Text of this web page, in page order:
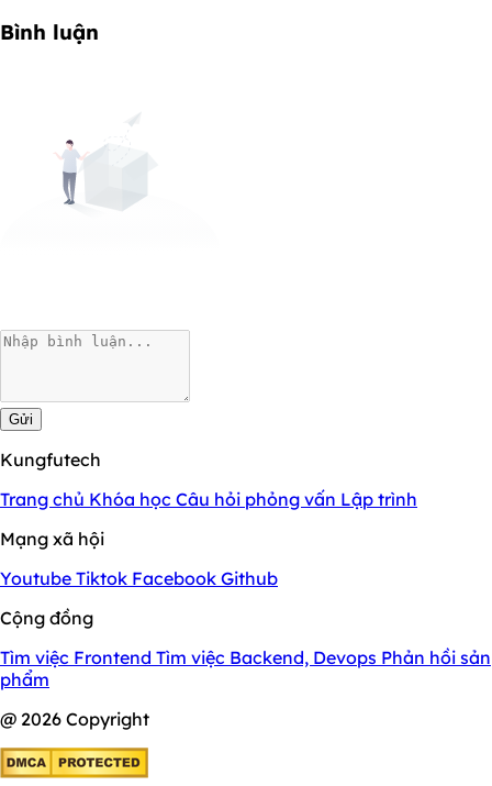
Bình luận
Gửi
Kungfutech
Trang chủ Khóa học Câu hỏi phỏng vấn Lập trình
Mạng xã hội
Youtube Tiktok Facebook Github
Cộng đồng
Tìm việc Frontend Tìm việc Backend, Devops Phản hồi sản
phẩm
@ 2026 Copyright